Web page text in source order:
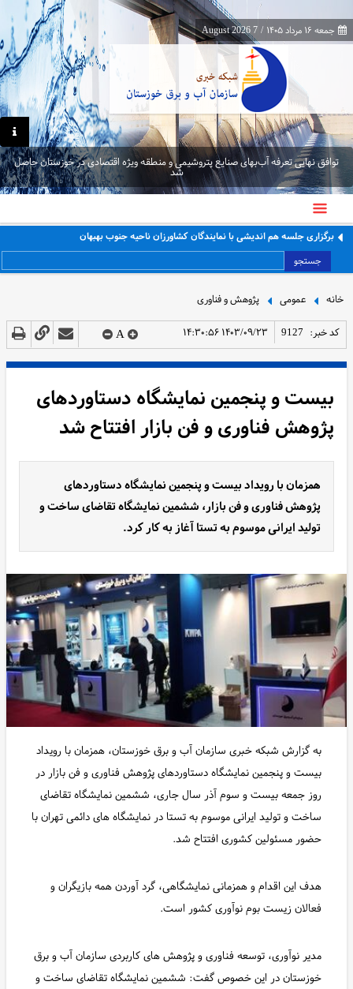
جمعه ۱۶ مرداد ۱۴۰۵ /
7 August 2026
توافق نهایی تعرفه آب‌بهای صنایع پتروشیمی و منطقه ویژه اقتصادی در خوزستان حاصل
شد
برگزاری جلسه هم اندیشی با نمایندگان کشاورزان ناحیه جنوب بهبهان
جستجو
خانه عمومی پژوهش و فناوری
کد خبر: 9127 ۱۴۰۳/۰۹/۲۳ ۱۴:۳۰:۵۶ A
بیست و پنجمین نمایشگاه دستاوردهای
پژوهش فناوری و فن بازار افتتاح شد
همزمان با رویداد بیست و پنجمین نمایشگاه دستاوردهای
پژوهش فناوری و فن بازار، ششمین نمایشگاه تقاضای ساخت و
تولید ایرانی موسوم به تستا آغاز به کار کرد.
به گزارش شبکه خبری سازمان آب و برق خوزستان، همزمان با رویداد
بیست و پنجمین نمایشگاه دستاوردهای پژوهش فناوری و فن بازار در
روز جمعه بیست و سوم آذر سال جاری، ششمین نمایشگاه تقاضای
ساخت و تولید ایرانی موسوم به تستا در نمایشگاه های دائمی تهران با
حضور مسئولین کشوری افتتاح شد.
هدف این اقدام و همزمانی نمایشگاهی، گرد آوردن همه بازیگران و
فعالان زیست بوم نوآوری کشور است.
مدیر نوآوری، توسعه فناوری و پژوهش های کاربردی سازمان آب و برق
خوزستان در این خصوص گفت: ششمین نمایشگاه تقاضای ساخت و